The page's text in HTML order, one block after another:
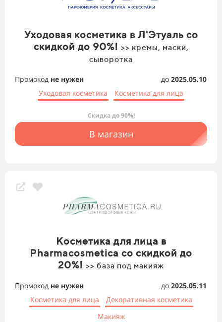
Уходовая косметика в Л'Этуаль со
скидкой до 90%! >> кремы, маски,
сыворотка
Промокод не нужен до 2025.05.10
Уходовая косметика
Косметика для лица
Скидка до 90%!
В магазин
Косметика для лица в
Pharmacosmetica со скидкой до
20%! >> база под макияж
Промокод не нужен до 2025.05.11
Косметика для лица
Декоративная косметика
Макияж